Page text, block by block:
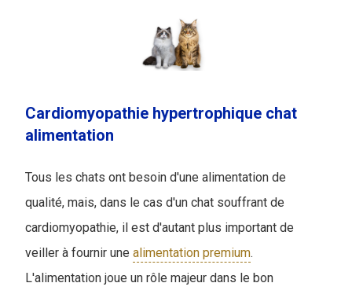
Cardiomyopathie hypertrophique chat
alimentation
Tous les chats ont besoin d'une alimentation de
qualité, mais, dans le cas d'un chat souffrant de
cardiomyopathie, il est d'autant plus important de
veiller à fournir une alimentation premium.
L'alimentation joue un rôle majeur dans le bon